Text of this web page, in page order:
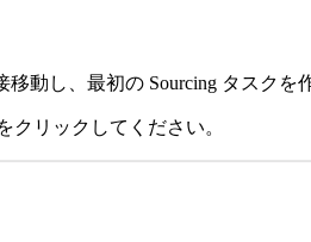
動し、最初の Sourcing タスクを
クリックしてください。